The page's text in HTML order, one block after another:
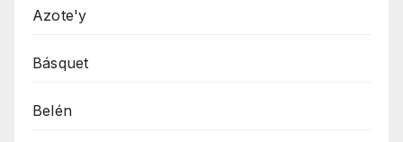
Azote'y
Básquet
Belén